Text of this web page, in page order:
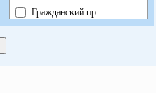
Гражданский пр.